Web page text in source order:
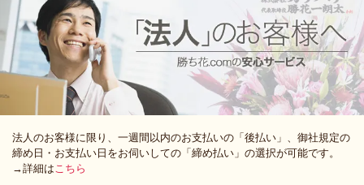
法人のお客様に限り、一週間以内のお支払いの「後払い」、御社規定の
締め日・お支払い日をお伺いしての「締め払い」の選択が可能です。
→詳細は こちら